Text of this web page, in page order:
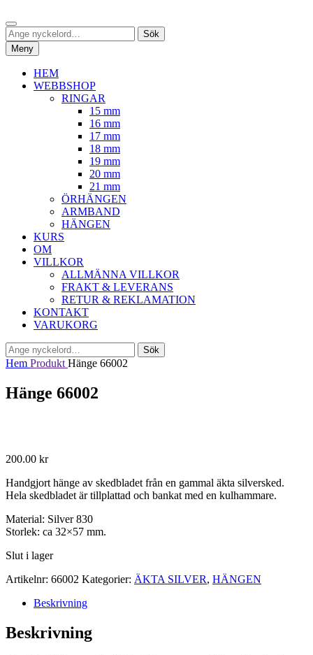
Hoppa
till
innehåll
Sök
Sök
efter:
Sök
Meny
HEM
WEBBSHOP
RINGAR
15 mm
16 mm
17 mm
18 mm
19 mm
20 mm
21 mm
ÖRHÄNGEN
ARMBAND
HÄNGEN
KURS
OM
VILLKOR
ALLMÄNNA VILLKOR
FRAKT & LEVERANS
RETUR & REKLAMATION
KONTAKT
VARUKORG
Sök
efter:
Sök
Hem Produkt Hänge 66002
Hänge 66002
200.00 kr
Handgjort hänge av skedbladet från en gammal äkta silversked.
Hela skedbladet är tillplattad och bankat med en kulhammare.
Material: Silver 830
Storlek: ca 32×57 mm.
Slut i lager
Artikelnr: 66002 Kategorier: ÄKTA SILVER, HÄNGEN
Beskrivning
Beskrivning